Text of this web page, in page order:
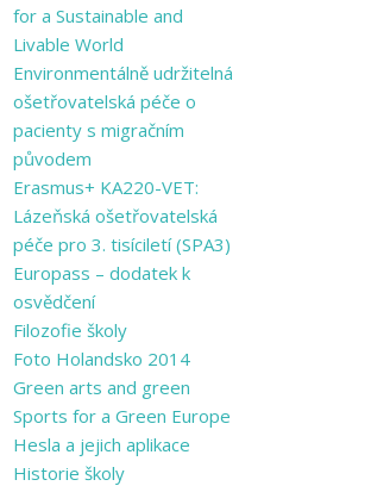
for a Sustainable and
Livable World
Environmentálně udržitelná
ošetřovatelská péče o
pacienty s migračním
původem
Erasmus+ KA220-VET:
Lázeňská ošetřovatelská
péče pro 3. tisíciletí (SPA3)
Europass – dodatek k
osvědčení
Filozofie školy
Foto Holandsko 2014
Green arts and ​green
Sports for a ​Green Europe
Hesla a jejich aplikace
Historie školy